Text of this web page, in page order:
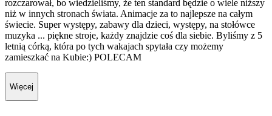
rozczarował, bo wiedzieliśmy, że ten standard będzie o wiele niższy
niż w innych stronach świata. Animacje za to najlepsze na całym
świecie. Super występy, zabawy dla dzieci, występy, na stołówce
muzyka ... piękne stroje, każdy znajdzie coś dla siebie. Byliśmy z 5
letnią córką, która po tych wakajach spytała czy możemy
zamieszkać na Kubie:) POLECAM
Więcej